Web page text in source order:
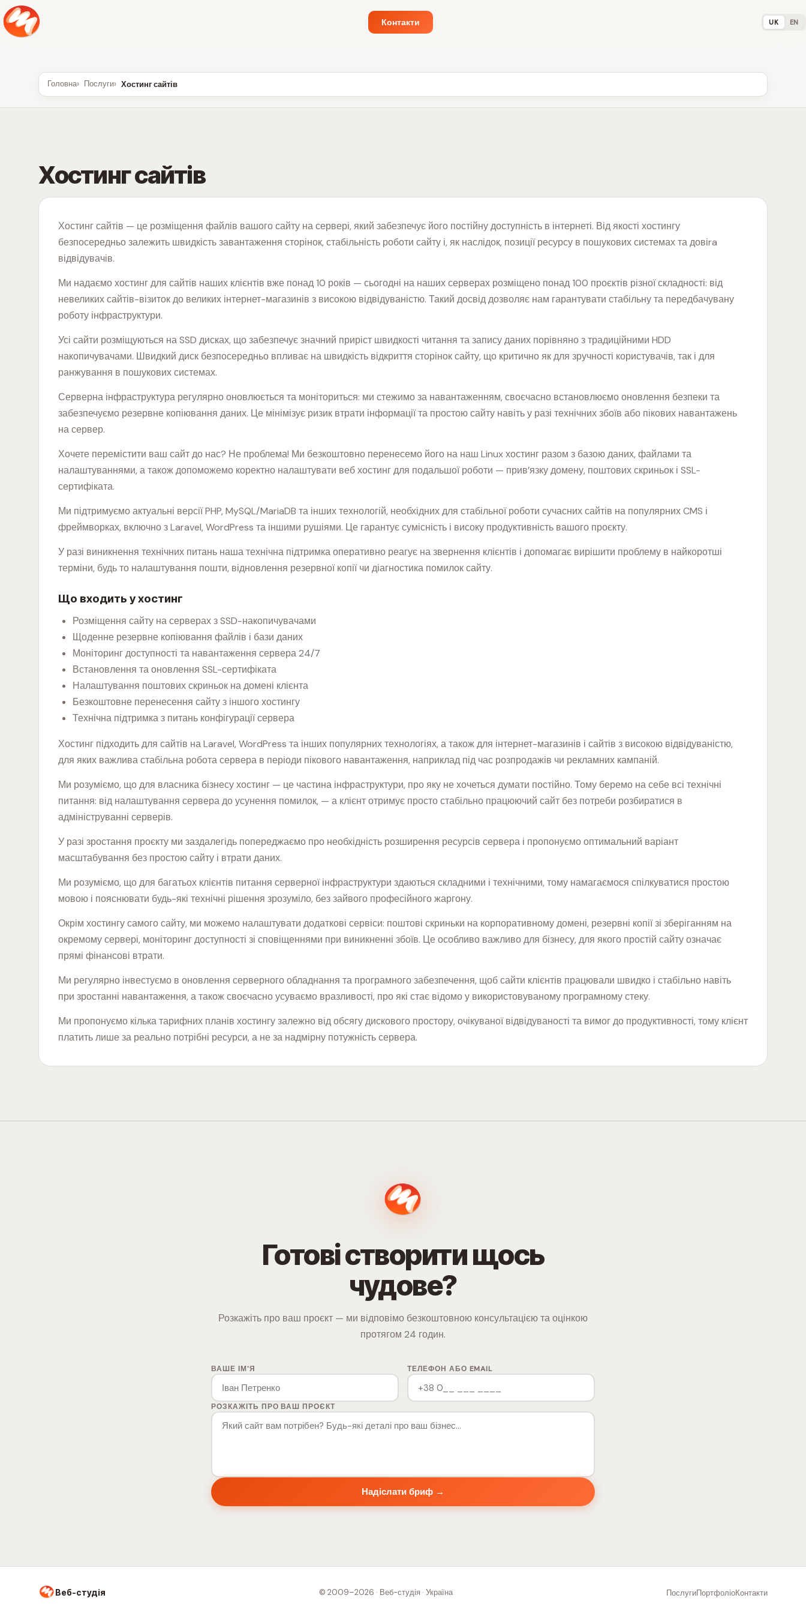
Контакти UK EN
Головна Послуги Хостинг сайтів
Хостинг сайтів
Хостинг сайтів — це розміщення файлів вашого сайту на сервері, який забезпечує його постійну доступність в інтернеті. Від якості хостингу
безпосередньо залежить швидкість завантаження сторінок, стабільність роботи сайту і, як наслідок, позиції ресурсу в пошукових системах та довіra
відвідувачів.
Ми надаємо хостинг для сайтів наших клієнтів вже понад 10 років — сьогодні на наших серверах розміщено понад 100 проєктів різної складності: від
невеликих сайтів-візиток до великих інтернет-магазинів з високою відвідуваністю. Такий досвід дозволяє нам гарантувати стабільну та передбачувану
роботу інфраструктури.
Усі сайти розміщуються на SSD дисках, що забезпечує значний приріст швидкості читання та запису даних порівняно з традиційними HDD
накопичувачами. Швидкий диск безпосередньо впливає на швидкість відкриття сторінок сайту, що критично як для зручності користувачів, так і для
ранжування в пошукових системах.
Серверна інфраструктура регулярно оновлюється та моніториться: ми стежимо за навантаженням, своєчасно встановлюємо оновлення безпеки та
забезпечуємо резервне копіювання даних. Це мінімізує ризик втрати інформації та простою сайту навіть у разі технічних збоїв або пікових навантажень
на сервер.
Хочете перемістити ваш сайт до нас? Не проблема! Ми безкоштовно перенесемо його на наш Linux хостинг разом з базою даних, файлами та
налаштуваннями, а також допоможемо коректно налаштувати веб хостинг для подальшої роботи — прив’язку домену, поштових скриньок і SSL-
сертифіката.
Ми підтримуємо актуальні версії PHP, MySQL/MariaDB та інших технологій, необхідних для стабільної роботи сучасних сайтів на популярних CMS і
фреймворках, включно з Laravel, WordPress та іншими рушіями. Це гарантує сумісність і високу продуктивність вашого проєкту.
У разі виникнення технічних питань наша технічна підтримка оперативно реагує на звернення клієнтів і допомагає вирішити проблему в найкоротші
терміни, будь то налаштування пошти, відновлення резервної копії чи діагностика помилок сайту.
Що входить у хостинг
Розміщення сайту на серверах з SSD-накопичувачами
Щоденне резервне копіювання файлів і бази даних
Моніторинг доступності та навантаження сервера 24/7
Встановлення та оновлення SSL-сертифіката
Налаштування поштових скриньок на домені клієнта
Безкоштовне перенесення сайту з іншого хостингу
Технічна підтримка з питань конфігурації сервера
Хостинг підходить для сайтів на Laravel, WordPress та інших популярних технологіях, а також для інтернет-магазинів і сайтів з високою відвідуваністю,
для яких важлива стабільна робота сервера в періоди пікового навантаження, наприклад під час розпродажів чи рекламних кампаній.
Ми розуміємо, що для власника бізнесу хостинг — це частина інфраструктури, про яку не хочеться думати постійно. Тому беремо на себе всі технічні
питання: від налаштування сервера до усунення помилок, — а клієнт отримує просто стабільно працюючий сайт без потреби розбиратися в
адмініструванні серверів.
У разі зростання проєкту ми заздалегідь попереджаємо про необхідність розширення ресурсів сервера і пропонуємо оптимальний варіант
масштабування без простою сайту і втрати даних.
Ми розуміємо, що для багатьох клієнтів питання серверної інфраструктури здаються складними і технічними, тому намагаємося спілкуватися простою
мовою і пояснювати будь-які технічні рішення зрозуміло, без зайвого професійного жаргону.
Окрім хостингу самого сайту, ми можемо налаштувати додаткові сервіси: поштові скриньки на корпоративному домені, резервні копії зі зберіганням на
окремому сервері, моніторинг доступності зі сповіщеннями при виникненні збоїв. Це особливо важливо для бізнесу, для якого простій сайту означає
прямі фінансові втрати.
Ми регулярно інвестуємо в оновлення серверного обладнання та програмного забезпечення, щоб сайти клієнтів працювали швидко і стабільно навіть
при зростанні навантаження, а також своєчасно усуваємо вразливості, про які стає відомо у використовуваному програмному стеку.
Ми пропонуємо кілька тарифних планів хостингу залежно від обсягу дискового простору, очікуваної відвідуваності та вимог до продуктивності, тому клієнт
платить лише за реально потрібні ресурси, а не за надмірну потужність сервера.
Готові створити щось
чудове?
Розкажіть про ваш проєкт — ми відповімо безкоштовною консультацією та оцінкою
протягом 24 годин.
ВАШЕ ІМ'Я ТЕЛЕФОН АБО EMAIL
РОЗКАЖІТЬ ПРО ВАШ ПРОЄКТ
Надіслати бриф →
Веб-студія © 2009–2026 · Веб-студія · Україна ПослугиПортфоліоКонтакти